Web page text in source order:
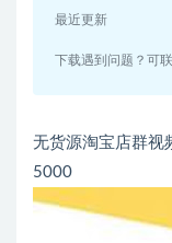
最近更新
下载遇到问题？可
无货源淘宝店群视
5000